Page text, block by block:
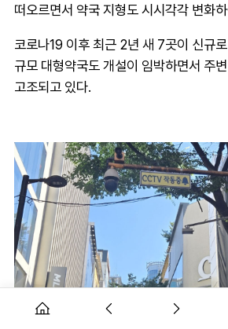
떠오르면서 약국 지형도 시시각각 변화
코로나19 이후 최근 2년 새 7곳이 신규
규모 대형약국도 개설이 임박하면서 주
고조되고 있다.